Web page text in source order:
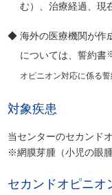
む）、治療経過、現
◆ 海外の医療機関が作
については、誓約書
オピニオン対応に係る誓
対象疾患
当センターのセカンド
※網膜芽腫（小児の眼
セカンドオピニオ